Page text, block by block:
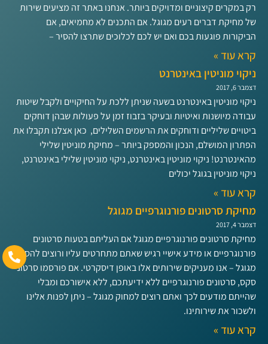
רק במקרים קיצוניים ומדויקים ביותר. אנחנו באתר זה מציעים שירות
של מחיקת דברים רעים מגוגל. אם התכנים לא מחמיאים, אם
הביקורות פוגעות בכם ואם יש לכם לכלוכים שתרצו להסיר –
קרא עוד »
ניקוי מוניטין באינטרנט
דצמבר 6, 2017
ניקוי מוניטין באינטרנט בשעה שניתן ללכת על החיקויים ולקבל שיטות
עבודה מיושנות ואיטיות ובעיקר בזבוז זמן על פעולות שבהן דוחקים
ביטויים שליליים ודוחקים את הרשמים השלילים, כאן אצלנו תקבלו את
הפתרון המושלם, הנכון והמספק ביותר – מחיקת מוניטין שלילי
מהאינטרנט! ניקוי מוניטין באינטרנט, ניקוי מוניטין שלילי באינטרנט,
ניקוי מוניטין בגוגל יכולים
קרא עוד »
מחיקת סרטונים פורנוגרפיים מגוגל
דצמבר 4, 2017
מחיקת סרטונים פורנוגרפיים מגוגל אם העליתם בטעות סרטונים
פורנוגרפיים או מידע אישיי רגיש שאתם מתחרטים עליו ורוצים להסיר
מגוגל – אנו מעניקים שירותים אלו באופן דיסקרטי. אם פורסמו סרטוני
סקס, סרטונים פורנוגרפיים ללא ידיעתכם, ללא אישורכם ומבלי
שהייתם מודעים לכך ואתם רוצים למחוק מגוגל – ניתן לפנות אלינו
ולשכור את שירותינו.
קרא עוד »